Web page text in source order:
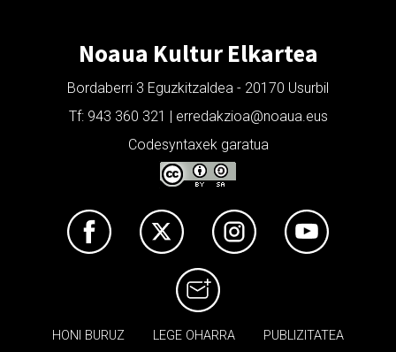
Noaua Kultur Elkartea
Bordaberri 3 Eguzkitzaldea - 20170 Usurbil
Tf: 943 360 321 | erredakzioa@noaua.eus
Codesyntaxek garatua
HONI BURUZ LEGE OHARRA PUBLIZITATEA